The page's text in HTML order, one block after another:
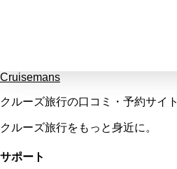
Cruisemans
クルーズ旅行の口コミ・予約サイト
クルーズ旅行をもっと身近に。
サポート